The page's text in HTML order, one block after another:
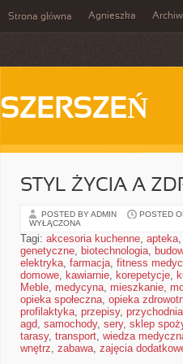
Strona główna Agnieszka
SZERSZEŃ
STYL ŻYCIA A
POSTED BY ADMIN POSTED
WYŁĄCZONA
Tagi: akcesoria kuchenne, apteka,
genetyczne, biotechnologia,
elektryka, farmacja, fitness
domowe, kawiarnie, korepetycje,
Meble, medycyna, mieszkanie,
opieka społeczna, opieka
profilaktyka, przepisy, przychodnia
agd, samochody, sery, sklep
tarasy, transport, wiedza
wnętrz, zabawa, zajęcia